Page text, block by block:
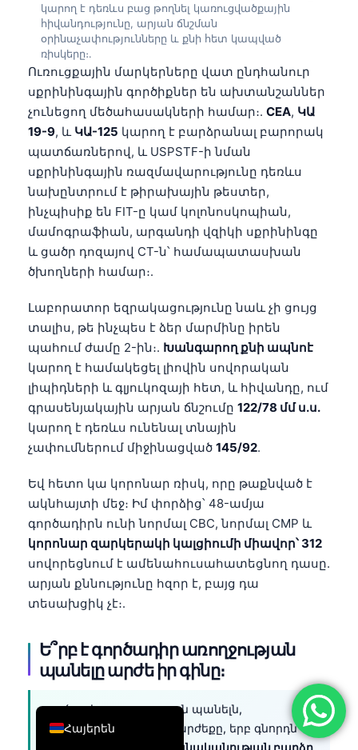
կարող է դեռևս բաց թողնել կառուցվածքային
հիվանդությունը, արյան ճնշման
օրինաչափությունները և քնի հետ կապված
ռիսկերը։.
Ուռուցքային մարկերները վատ ընդհանուր
սքրինինգային գործիքներ են ախտանշաններ
չունեցող մեծահասակների համար։. CEA, ԿԱ
19-9, և ԿԱ-125 կարող է բարձրանալ բարորակ
պատճառներով, և USPSTF-ի նման
սքրինինգային ռազմավարությունը դեռևս
նախընտրում է թիրախային թեստեր,
ինչպիսիք են FIT-ը կամ կոլոնոսկոպիան,
մամոգրաֆիան, արգանդի վզիկի սքրինինգը
և ցածր դոզայով CT-ն՝ համապատասխան
ծխողների համար։.
Լաբորատոր եզրակացությունը նաև չի ցույց
տալիս, թե ինչպես է ձեր մարմինը իրեն
պահում ժամը 2-ին։. Խանգարող քնի ապնոէ
կարող է համակեցել լիովին սովորական
լիպիդների և գլյուկոզայի հետ, և հիվանդը, ում
գրասենյակային արյան ճնշումը 122/78 մմ ս.ս.
կարող է դեռևս ունենալ տնային
չափումներում միջինացված 145/92.
Եվ հետո կա կորոնար ռիսկ, որը թաքնված է
ակնհայտի մեջ։ Իմ փորձից՝ 48-ամյա
գործադիրն ունի նորմալ CBC, նորմալ CMP և
կորոնար զարկերակի կալցիումի միավոր՝ 312
սովորեցնում է ամենահուսահատեցնող դասը.
արյան քննությունը հզոր է, բայց դա
տեսախցիկ չէ։.
Ե՞րբ է գործադիր առողջության
պանելը արժե իր գինը։
գործադիր առողջության պանելն,
սովորաբար, արժե իր արժեքը, երբ գնորդն
նախնական հավանականության բարձր
Հայերեն
English
Deutsch
العربية
עִבְרִית
Italiano
Español
Português
Ελληνικά
Română
简体中文
فارسی
Български
Dansk
Nederlands
हिन्दी
Bahasa Indonesia
Íslenska
Српски језик
Svenska
Bosanski
Azərbaycan dili
Eesti
日本語
Čeština
ქართული